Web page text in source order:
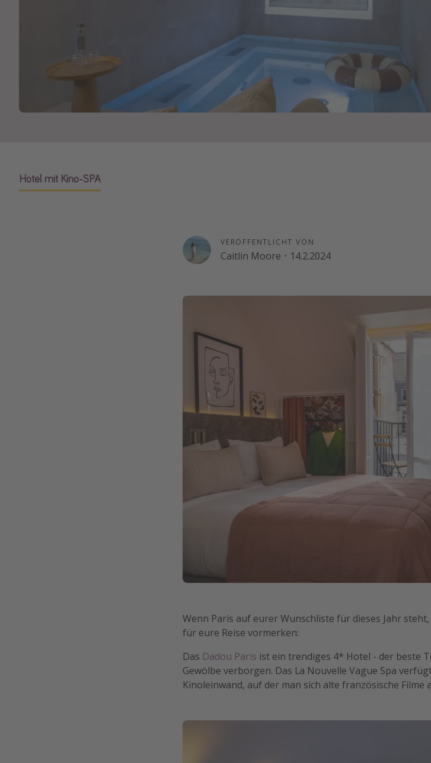
Hotel mit Kino-SPA
VERÖFFENTLICHT VON
Caitlin Moore · 14.2.2024
Wenn Paris auf eurer Wunschliste für dieses Jahr
für eure Reise vormerken:
Das Dadou Paris ist ein trendiges 4* Hotel - der beste
Gewölbe verborgen. Das La Nouvelle Vague Spa
Kinoleinwand, auf der man sich alte französische